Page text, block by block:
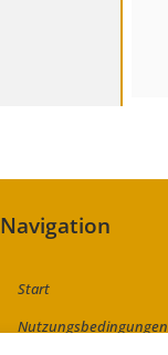
Navigation
Start
Nutzungsbedingungen